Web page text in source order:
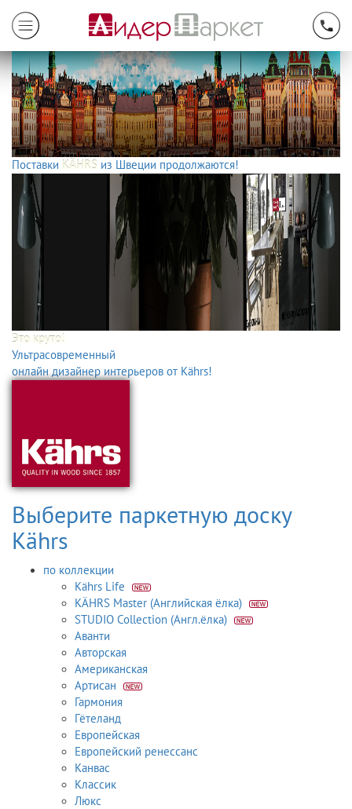
Поставки KÄHRS из Швеции продолжаются!
Это круто!
Ультрасовременный
онлайн дизайнер интерьеров от Kährs!
Выберите паркетную доску
Kährs
по коллекции
Kährs Life
KÄHRS Master (Английская ёлка)
STUDIO Collection (Англ.ёлка)
Аванти
Авторская
Американская
Артисан
Гармония
Гётеланд
Европейская
Европейский ренессанс
Канвас
Классик
Люкс